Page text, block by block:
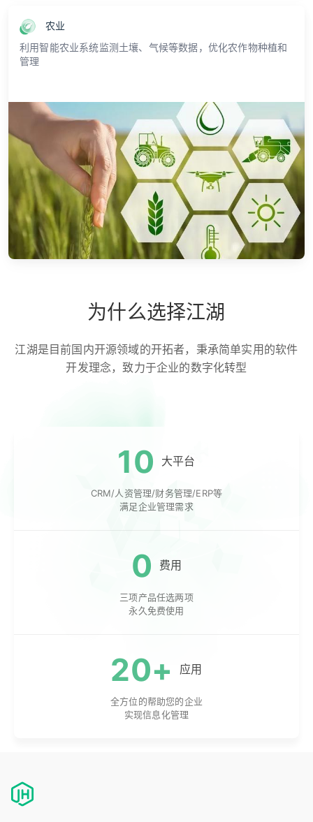
农业
利用智能农业系统监测土壤、气候等数据，优化农作物种植和
管理
为什么选择江湖
江湖是目前国内开源领域的开拓者，秉承简单实用的软件
开发理念，致力于企业的数字化转型
10 大平台
CRM/人资管理/财务管理/ERP等
满足企业管理需求
0 费用
三项产品任选两项
永久免费使用
20+ 应用
全方位的帮助您的企业
实现信息化管理